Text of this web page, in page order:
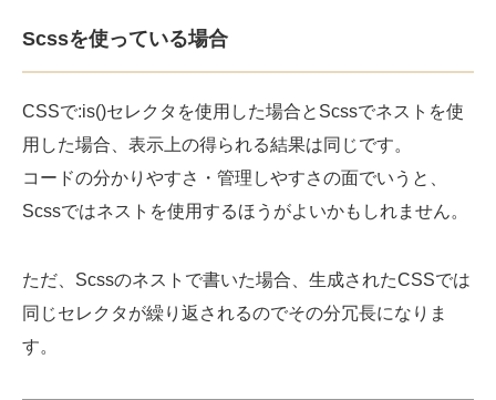
Scssを使っている場合
CSSで:is()セレクタを使用した場合とScssでネストを使
用した場合、表示上の得られる結果は同じです。
コードの分かりやすさ・管理しやすさの面でいうと、
Scssではネストを使用するほうがよいかもしれません。
ただ、Scssのネストで書いた場合、生成されたCSSでは
同じセレクタが繰り返されるのでその分冗長になりま
す。